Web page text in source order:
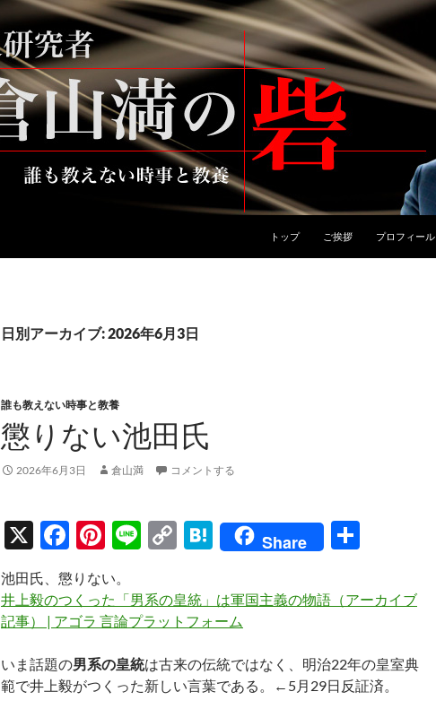
トップ ご挨拶 プロフィール
日別アーカイブ: 2026年6月3日
誰も教えない時事と教養
懲りない池田氏
2026年6月3日 倉山満 コメントする
X
F
ac
e
b
o
o
Pi
er
es
Li
e
C
p
y
Li
n
H
at
e
n
a
Share
池田氏、懲りない。
井上毅のつくった「男系の皇統」は軍国主義の物語（アーカイブ
記事） | アゴラ 言論プラットフォーム
いま話題の男系の皇統は古来の伝統ではなく、明治22年の皇室典
範で井上毅がつくった新しい言葉である。←5月29日反証済。